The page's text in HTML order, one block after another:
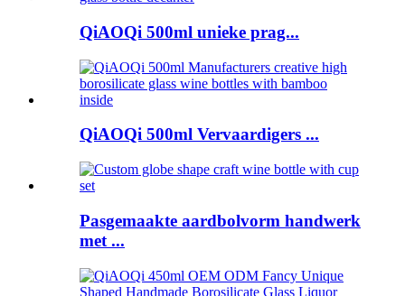
QiAOQi 500ml unieke prag...
QiAOQi 500ml Vervaardigers ...
Pasgemaakte aardbolvorm handwerk
met ...